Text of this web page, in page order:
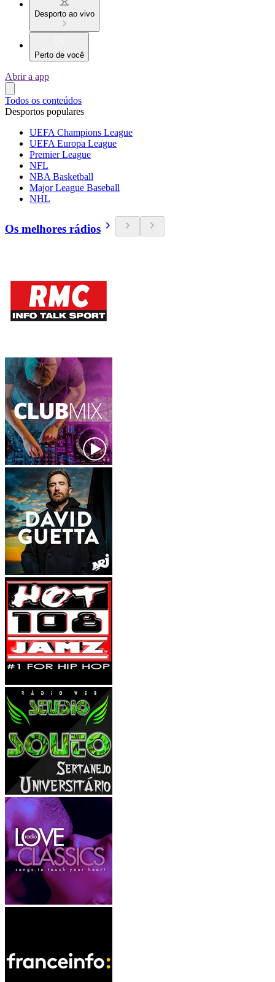
Desporto ao vivo
Perto de você
Abrir a app
Todos os conteúdos
Desportos populares
UEFA Champions League
UEFA Europa League
Premier League
NFL
NBA Basketball
Major League Baseball
NHL
Os melhores rádios